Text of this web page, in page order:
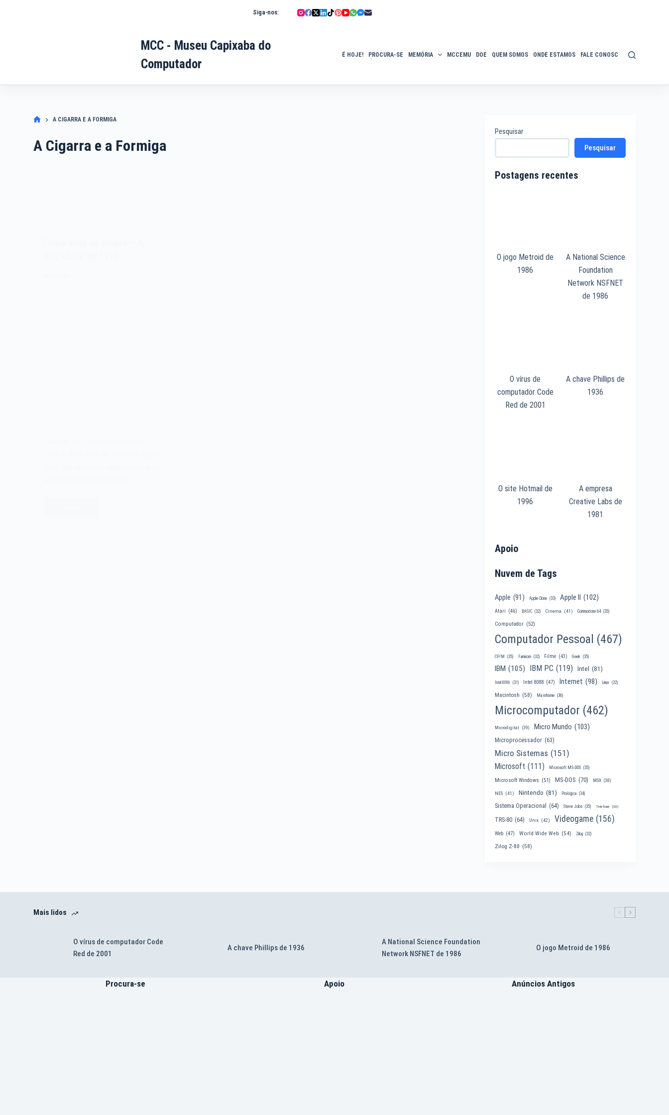
Siga-nos:
MCC - Museu Capixaba do
Computador
É HOJE! PROCURA-SE MEMÓRIA MCCEMU DOE QUEM SOMOS ONDE ESTAMOS FALE CONOSCO POLÍTICA DE
A CIGARRA E A FORMIGA
A Cigarra e a Formiga
Pesquisar
Pesquisar
Postagens recentes
O jogo Metroid de
1986
A National Science
Foundation
Network NSFNET
de 1986
O vírus de
computador Code
Red de 2001
A chave Phillips de
1936
O site Hotmail de
1996
A empresa
Creative Labs de
1981
Apoio
Nuvem de Tags
Apple (91) Apple Clone (33) Apple II (102)
Atari (46) BASIC (32) Cinema (41) Commodore 64 (35)
Computador (52)
Computador Pessoal (467)
CP/M (35) Famicom (32) Filme (43) Geek (35)
IBM (105) IBM PC (119) Intel (81)
Intel 8086 (31) Intel 8088 (47) Internet (98) Linux (32)
Macintosh (58) Mainframe (36)
Microcomputador (462)
Microdigital (39) Micro Mundo (103)
Microprocessador (63)
Micro Sistemas (151)
Microsoft (111) Microsoft MS-DOS (35)
Microsoft Windows (51) MS-DOS (70) MSX (38)
NES (41) Nintendo (81) Prológica (34)
Sistema Operacional (64) Steve Jobs (35) Telefone (30)
TRS-80 (64) Unix (42) Videogame (156)
Web (47) World Wide Web (54) Zilog (32)
Zilog Z-80 (58)
Mais lidos
O vírus de computador Code
Red de 2001
A chave Phillips de 1936
A National Science Foundation
Network NSFNET de 1986
O jogo Metroid de 1986
Procura-se Apoio Anúncios Antigos